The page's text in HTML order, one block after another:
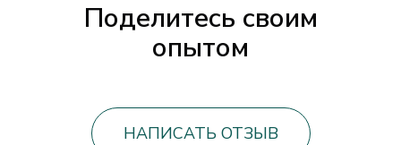
Поделитесь своим
опытом
НАПИСАТЬ ОТЗЫВ